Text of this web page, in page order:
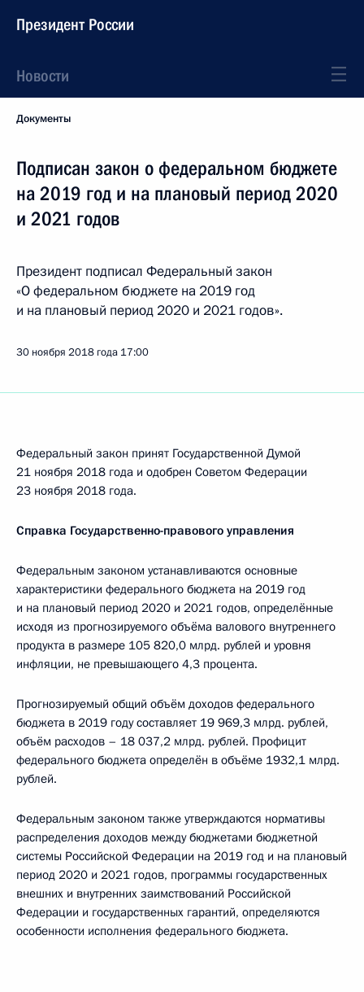
Президент России
Новости
Документы
Подписан закон о федеральном бюджете
на 2019 год и на плановый период 2020
и 2021 годов
Президент подписал Федеральный закон
«О федеральном бюджете на 2019 год
и на плановый период 2020 и 2021 годов».
30 ноября 2018 года 17:00
Федеральный закон принят Государственной Думой
21 ноября 2018 года и одобрен Советом Федерации
23 ноября 2018 года.
Справка Государственно-правового управления
Федеральным законом устанавливаются основные
характеристики федерального бюджета на 2019 год
и на плановый период 2020 и 2021 годов, определённые
исходя из прогнозируемого объёма валового внутреннего
продукта в размере 105 820,0 млрд. рублей и уровня
инфляции, не превышающего 4,3 процента.
Прогнозируемый общий объём доходов федерального
бюджета в 2019 году составляет 19 969,3 млрд. рублей,
объём расходов – 18 037,2 млрд. рублей. Профицит
федерального бюджета определён в объёме 1932,1 млрд.
рублей.
Федеральным законом также утверждаются нормативы
распределения доходов между бюджетами бюджетной
системы Российской Федерации на 2019 год и на плановый
период 2020 и 2021 годов, программы государственных
внешних и внутренних заимствований Российской
Федерации и государственных гарантий, определяются
особенности исполнения федерального бюджета.